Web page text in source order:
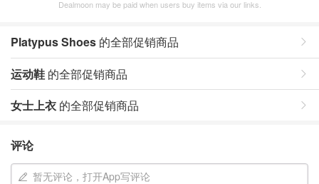
Dealmoon may be paid when users buy items via our links.
Platypus Shoes 的全部促销商品
运动鞋 的全部促销商品
女士上衣 的全部促销商品
评论
暂无评论，打开App写评论